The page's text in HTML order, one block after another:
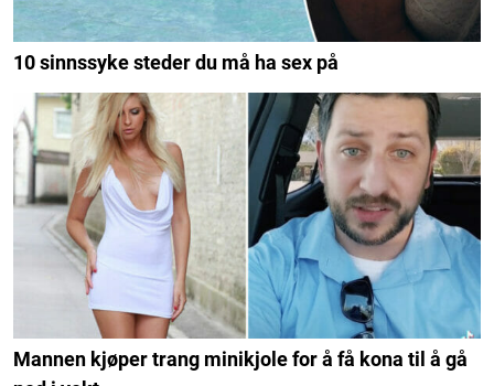
10 sinnssyke steder du må ha sex på
Mannen kjøper trang minikjole for å få kona til å gå